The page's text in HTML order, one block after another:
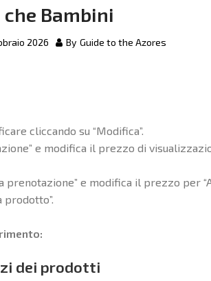
Bambini
2026 By Guide to the Azores
cliccando su “Modifica”.
e modifica il prezzo di
e modifica il prezzo per
prodotto”.
dei prodotti